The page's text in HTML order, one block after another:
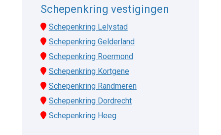
Schepenkring vestigingen
Schepenkring Lelystad
Schepenkring Gelderland
Schepenkring Roermond
Schepenkring Kortgene
Schepenkring Randmeren
Schepenkring Dordrecht
Schepenkring Heeg